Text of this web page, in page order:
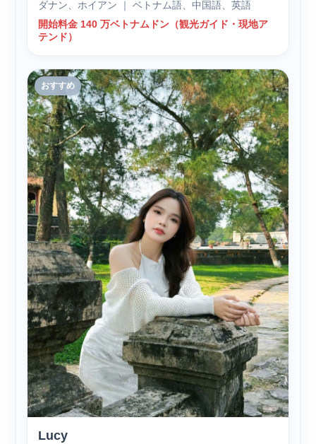
ダナン、ホイアン ｜ ベトナム語、中国語、英語
開始料金 140 万ベトナムドン（観光ガイド・現地ア
テンド）
おすすめ
Lucy